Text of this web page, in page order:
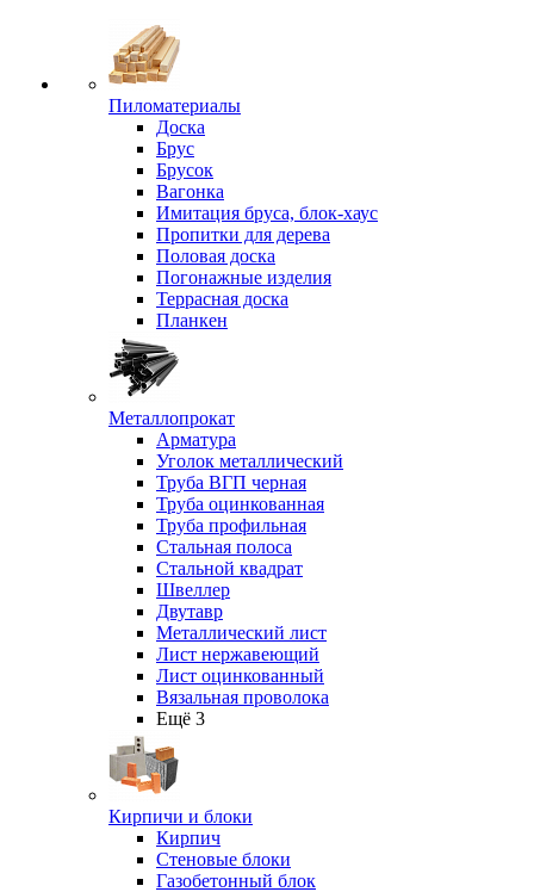
Пиломатериалы
Доска
Брус
Брусок
Вагонка
Имитация бруса, блок-хаус
Пропитки для дерева
Половая доска
Погонажные изделия
Террасная доска
Планкен
Металлопрокат
Арматура
Уголок металлический
Труба ВГП черная
Труба оцинкованная
Труба профильная
Стальная полоса
Стальной квадрат
Швеллер
Двутавр
Металлический лист
Лист нержавеющий
Лист оцинкованный
Вязальная проволока
Ещё 3
Кирпичи и блоки
Кирпич
Стеновые блоки
Газобетонный блок